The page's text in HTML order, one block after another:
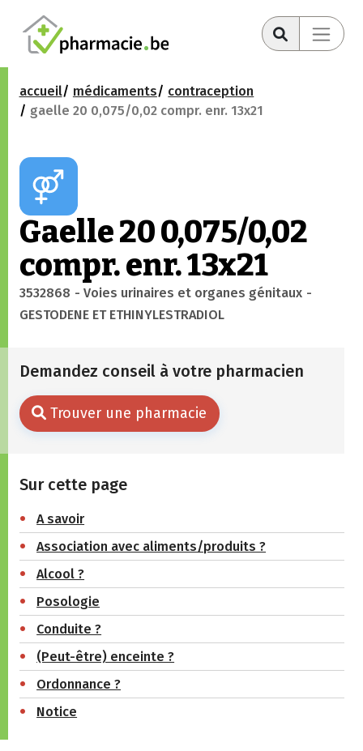
accueil médicaments
contraception
gaelle 20 0,075/0,02 compr. enr. 13x21
Gaelle 20 0,075/0,02
compr. enr. 13x21
3532868 - Voies urinaires et organes génitaux -
GESTODENE ET ETHINYLESTRADIOL
Demandez conseil à votre pharmacien
Trouver une pharmacie
Sur cette page
A savoir
Association avec aliments/produits ?
Alcool ?
Posologie
Conduite ?
(Peut-être) enceinte ?
Ordonnance ?
Notice